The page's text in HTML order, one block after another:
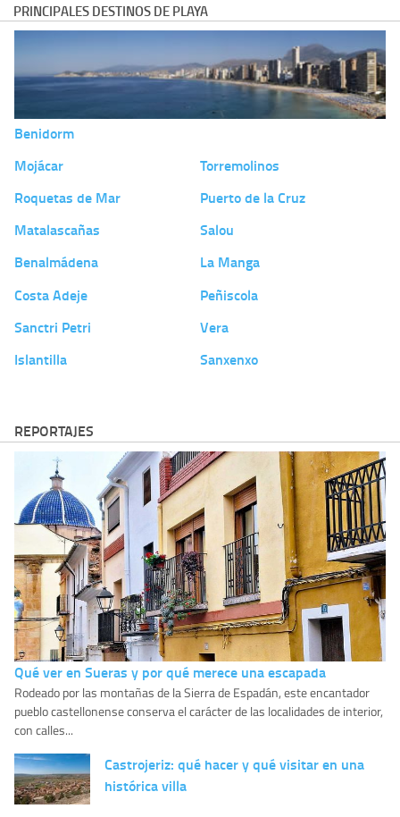
PRINCIPALES DESTINOS DE PLAYA
Benidorm
Mojácar
Torremolinos
Roquetas de Mar
Puerto de la Cruz
Matalascañas
Salou
Benalmádena
La Manga
Costa Adeje
Peñiscola
Sanctri Petri
Vera
Islantilla
Sanxenxo
REPORTAJES
Qué ver en Sueras y por qué merece una escapada
Rodeado por las montañas de la Sierra de Espadán, este encantador
pueblo castellonense conserva el carácter de las localidades de interior,
con calles...
Castrojeriz: qué hacer y qué visitar en una
histórica villa